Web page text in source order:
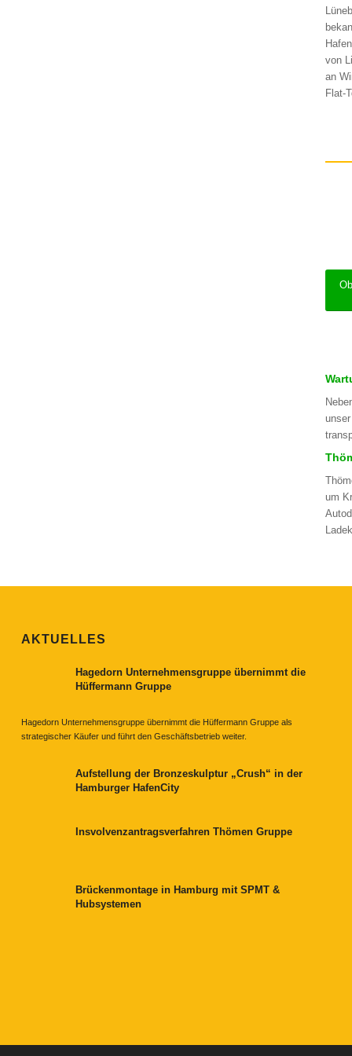
von
an
Flat-
um
AKTUELLES
Hagedorn Unternehmensgruppe übernimmt die
Hüffermann Gruppe
Hagedorn Unternehmensgruppe übernimmt die Hüffermann Gruppe als
strategischer Käufer und führt den Geschäftsbetrieb weiter.
Aufstellung der Bronzeskulptur „Crush“ in der
Hamburger HafenCity
Insvolvenzantragsverfahren Thömen Gruppe
Brückenmontage in Hamburg mit SPMT &
Hubsystemen